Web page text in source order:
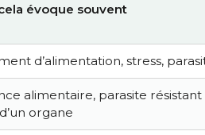
évoque souvent
d’alimentation, stress,
alimentaire, parasite
organe